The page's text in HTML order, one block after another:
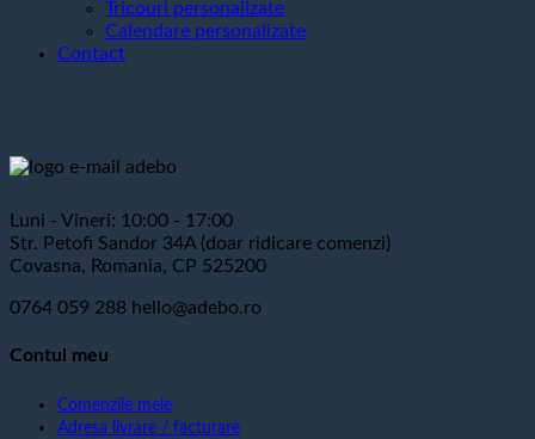
Tricouri personalizate
Calendare personalizate
Contact
Luni - Vineri: 10:00 - 17:00
Str. Petofi Sandor 34A (doar ridicare comenzi)
Covasna, Romania, CP 525200
0764 059 288 hello@adebo.ro
Contul meu
Comenzile mele
Adresa livrare / facturare